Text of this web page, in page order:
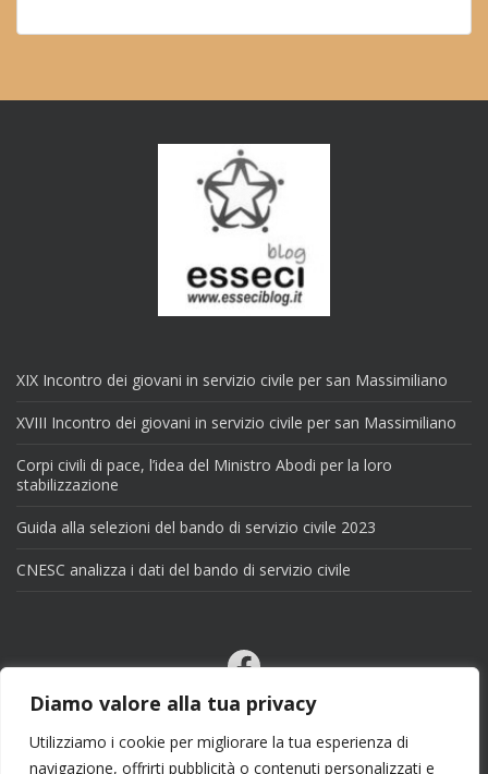
Diamo valore alla tua privacy
Utilizziamo i cookie per migliorare la tua esperienza di
navigazione, offrirti pubblicità o contenuti personalizzati e
XIX Incontro dei giovani in servizio civile per san Massimiliano
XVIII Incontro dei giovani in servizio civile per san Massimiliano
Corpi civili di pace, l’idea del Ministro Abodi per la loro
stabilizzazione
Guida alla selezioni del bando di servizio civile 2023
CNESC analizza i dati del bando di servizio civile
Facebook
Email
X